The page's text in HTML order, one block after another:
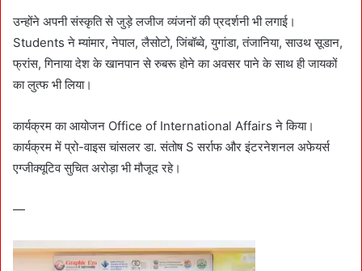
उन्होंने अपनी संस्कृति से जुड़े लजीज व्यंजनों की प्रदर्शनी भी लगाई।
Students ने म्यांमार, नेपाल, लैसोटो, जिंबॉब्वे, युगांडा, तंजानिया, साउथ सूडान,
फ्रांस, गिनाया देश के खानपान से रुबरू होने का अवसर पाने के साथ ही जायकों
का लुत्फ भी लिया।
कार्यक्रम का आयोजन Office of International Affairs ने किया।
कार्यक्रम में प्रो-वाइस चांसलर डा. संतोष S सर्राफ और इंटरनेशनल अफेयर्स
एग्जीक्यूटिव सुचित अरोड़ा भी मौजूद रहे।
—